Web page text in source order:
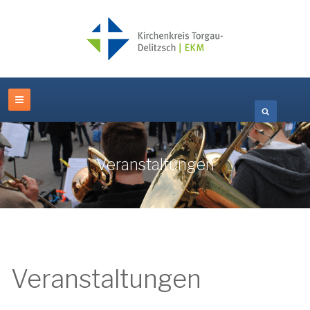
Veranstaltungen
Veranstaltungen